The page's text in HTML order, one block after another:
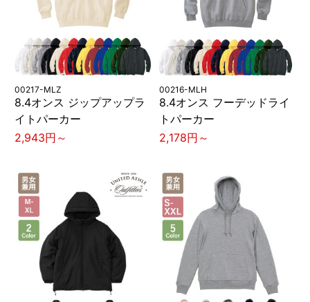
00217-MLZ
8.4オンス ジップアップラ
イトパーカー
2,943円～
00216-MLH
8.4オンス フーデッドライ
トパーカー
2,178円～